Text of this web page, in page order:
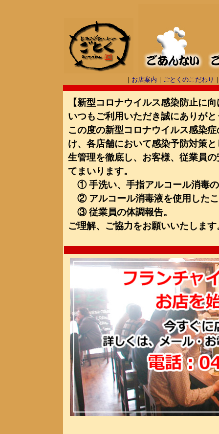
｜ お店案内 ｜ ごとくのこだわり
【新型コロナウイルス感染防止に
いつもご利用いただき誠にありが
この度の新型コロナウイルス感染
け、各店舗において感染予防対策
生管理を徹底し、お客様、従業員
てまいります。
① 手洗い、手指アルコール消毒
② アルコール消毒液を使用した
③ 従業員の体調報告。
ご理解、ご協力をお願いいたします